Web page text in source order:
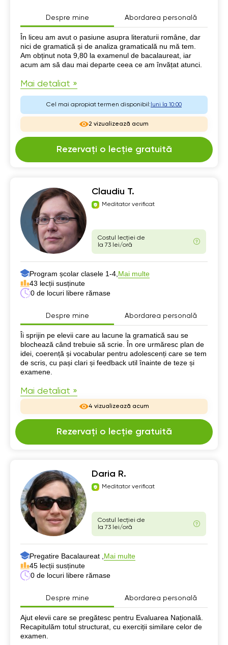
Despre mine Abordarea personală
Despre mine
În liceu am avut o pasiune asupra literaturii române, dar
nici de gramatică și de analiza gramaticală nu mă tem.
Am obținut nota 9,80 la examenul de bacalaureat, iar
acum am să dau mai departe ceea ce am învățat atunci.
Mai detaliat »
Cel mai apropiat termen disponibil: luni la 10:00
2 vizualizează acum
Rezervați o lecție gratuită
Claudiu T.
Meditator verificat
Costul lecției de
la 73 lei/oră
Program școlar clasele 1-4, Mai multe
43 lecții susținute
0 de locuri libere rămase
Despre mine Abordarea personală
Despre mine
Îi sprijin pe elevii care au lacune la gramatică sau se
blochează când trebuie să scrie. În ore urmăresc plan de
idei, coerență și vocabular pentru adolescenți care se tem
de scris, cu pași clari și feedback util înainte de teze și
examene.
Mai detaliat »
4 vizualizează acum
Rezervați o lecție gratuită
Daria R.
Meditator verificat
Costul lecției de
la 73 lei/oră
Pregatire Bacalaureat , Mai multe
45 lecții susținute
0 de locuri libere rămase
Despre mine Abordarea personală
Despre mine
Ajut elevii care se pregătesc pentru Evaluarea Națională.
Recapitulăm totul structurat, cu exerciții similare celor de
examen.